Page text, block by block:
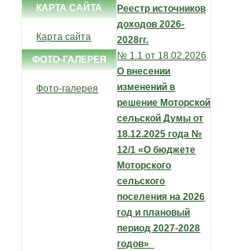
КАРТА САЙТА
Карта сайта
ФОТО-ГАЛЕРЕЯ
Фото-галерея
Реестр источников
доходов 2026-
2028гг.
№ 1.1 от 18.02.2026
О внесении
изменений в
решение Моторской
сельской Думыот
18.12.2025 года №
12/1«О бюджете
Моторского
сельского
поселения на 2026
год и плановый
период 2027-2028
годов»